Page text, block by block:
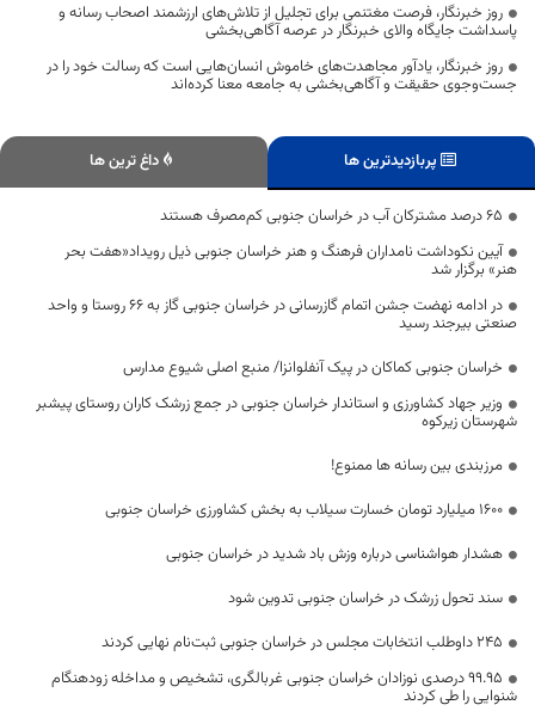
روز خبرنگار، فرصت مغتنمی برای تجلیل از تلاش‌های ارزشمند اصحاب رسانه و
پاسداشت جایگاه والای خبرنگار در عرصه آگاهی‌بخشی
روز خبرنگار، یادآور مجاهدت‌های خاموش انسان‌هایی است که رسالت خود را در
جست‌وجوی حقیقت و آگاهی‌بخشی به جامعه معنا کرده‌اند
پربازدیدترین ها داغ ترین ها
۶۵ درصد مشترکان آب در خراسان جنوبی کم‌مصرف هستند
آیین نکوداشت نامداران فرهنگ و هنر خراسان جنوبی ذیل رویداد«هفت بحر
هنر» برگزار شد
در ادامه نهضت جشن اتمام گازرسانی در خراسان جنوبی گاز به ۶۶ روستا و واحد
صنعتی بیرجند رسید
خراسان جنوبی کماکان در پیک آنفلوانزا/ منبع اصلی شیوع مدارس
وزیر جهاد کشاورزی و استاندار خراسان جنوبی در جمع زرشک کاران روستای پیشبر
شهرستان زیرکوه
مرزبندی بین رسانه ها ممنوع!
۱۶۰۰ میلیارد تومان خسارت سیلاب به بخش کشاورزی خراسان جنوبی
هشدار هواشناسی درباره وزش باد شدید در خراسان جنوبی
سند تحول زرشک در خراسان جنوبی تدوین شود
۲۴۵ داوطلب انتخابات مجلس در خراسان جنوبی ثبت‌نام نهایی کردند
99.95 درصدی نوزادان خراسان جنوبی غربالگری، تشخیص و مداخله زودهنگام
شنوایی را طی کردند